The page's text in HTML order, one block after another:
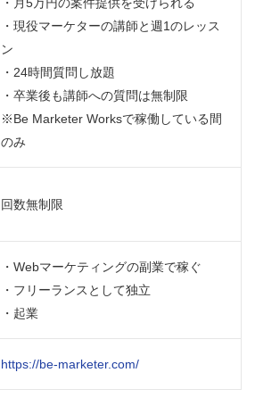
・現役マーケターの講師と週1のレッス
ン
・24時間質問し放題
・卒業後も講師への質問は無制限
※Be Marketer Worksで稼働している間
のみ
回数無制限
・Webマーケティングの副業で稼ぐ
・フリーランスとして独立
・起業
https://be-marketer.com/